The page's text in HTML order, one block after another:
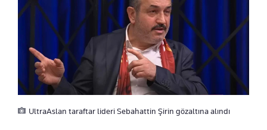
UltraAslan taraftar lideri Sebahattin Şirin gözaltına alındı